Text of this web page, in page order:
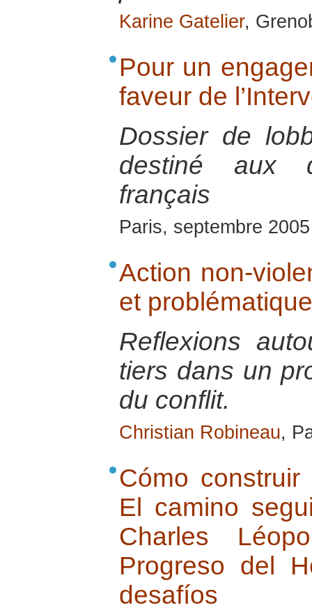
Karine Gatelier,
Pour un
faveur de
Dossier de
destiné aux
français
Paris, septembre 2005
Action non-
et
Reflexions
tiers dans un
du conflit.
Christian Robineau,
Cómo construir
El camino
Charles
Progreso del
desafíos